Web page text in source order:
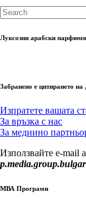
Луксозни арабски парфюми
Забранено е цитирането
Изпратете вашата
За връзка с нас
За медиино
Използвайте e-mail
МВА Програми